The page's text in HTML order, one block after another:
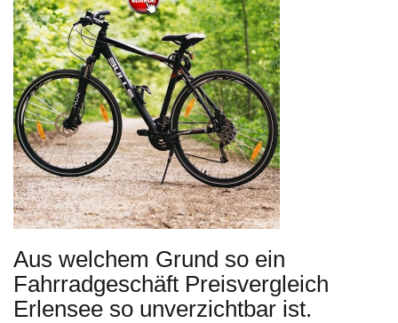
Aus welchem Grund so ein
Fahrradgeschäft Preisvergleich
Erlensee so unverzichtbar ist.